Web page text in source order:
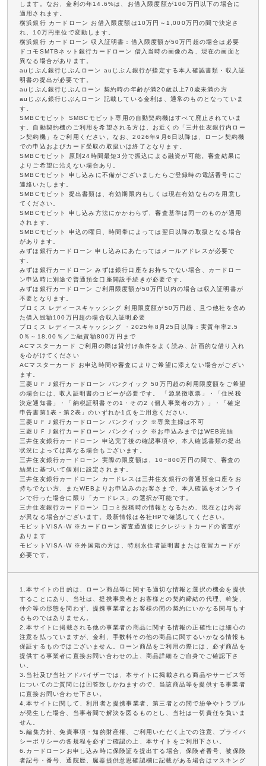
します。なお、金利の年14.6%は、お借入限度額が100万円以下の場合に
適用されます。
横浜銀行 カードローン お借入限度額は10万円～1,000万円の間で決定さ
れ、10万円単位で変動します。
横浜銀行 カードローン 収入証明書：借入限度額が50万円超の場合は必要
ドコモSMTBネット銀行カードローン 借入当時の画像の為、現在の画面と
異なる場合があります。
auじぶん銀行じぶんローン auじぶん銀行が指定する本人確認書類・収入証
明書の提出が必要です。
auじぶん銀行じぶんローン 契約時の年齢が満20歳以上70歳未満の方
auじぶん銀行じぶんローン 記載している金利は、通常のものとなっていま
す。
SMBCモビット SMBCモビット専用の自動契約機はすべて廃止されていま
す。自動契約機のご利用を希望される方は、お近くの「三井住友銀行内ロー
ン契約機」をご利用ください。なお、2026年9月6日以降は、ローン契約機
での申込およびカード受取の取扱いは終了となります。
SMBCモビット 原則24時間最短3分で振込による融資が可能。審査結果に
よりご希望に沿えない場合あり。
SMBCモビット 申し込みに不備がございましたらご登録時の電話番号にご
連絡いたします。
SMBCモビット 提出書類は、有効期限内もしくは現在有効なものを用意し
てください。
SMBCモビット 申し込み方法にかかわらず、審査基準は同一のものが適用
されます。
SMBCモビット 申込の曜日、時間帯によっては翌日以降の取扱となる場合
があります。
みずほ銀行カードローン 申し込みにあたってはメールアドレスが必要で
す。
みずほ銀行カードローン みずほ銀行口座をお持ちでない場合、カードロー
ン申込時に別途で普通預金口座開設手続きが必要です。
みずほ銀行カードローン ご利用限度額が50万円以内の場合は収入証明書が
不要となります。
プロミス レディースキャッシング 利用限度額が50万円超、且つ他社を含め
た借入総額100万円超の場合収入証明必要
プロミス レディースキャッシング ・2025年8月25日以降：実質年率2.5
0％～18.00％／ご融資額800万円まで
ACマスターカード ご利用の際は貸付け条件をよく読み、計画的な借り入れ
を心がけてください
ACマスターカード お申込時間や審査によりご希望に添えない場合がござい
ます。
三菱ＵＦＪ銀行カードローン バンクイック 50万円超の利用限度額をご希望
の場合には、収入証明書のコピーが必要です。 「源泉徴収票」・「住民税
決定通知書」・「納税証明書その1・その2（個人事業者の方）」・「確定
申告書第1表・第2表」のいずれか1点をご用意ください。
三菱ＵＦＪ銀行カードローン バンクイック ※専業主婦は不可
三菱ＵＦＪ銀行カードローン バンクイック ※お申込みまではWEB完結
三井住友銀行カードローン 申込完了後の確認事項や、本人確認書類の提出
状況によっては異なる場合もございます。
三井住友銀行カードローン 実際の限度額は、10~800万円の間で、審査の
結果に基づいて個別に設定されます。
三井住友銀行カードローン カードレスは三井住友銀行の普通預金口座をお
持ちでない方、またWEBよりお申込みのお客さまで、本人確認をオンライ
ンで行った場合に限り「カードレス」の選択が可能です。
三井住友銀行カードローン 口コミ投稿時の情報となるため、現在とは内容
が異なる場合がございます。最新情報は各社HPで確認してください。
モビットVISA-W ※カードローン審査通過後にクレジットカードの審査が
あります
モビットVISA-W ※外国籍の方は、特別永住者証明書または在留カードが
必要です。
1.本サイトの目的は、ローン商品等に関する適切な情報と選択の機会を提供
することにあり、当社は、提携事業者とお客様との契約締結の代理、斡旋、
仲介等の形態を問わず、提携事業者とお客様の間の契約にいかなる関与もす
るものではありません。
2.本サイトに掲載される他の事業者の商品に関する情報の正確性には細心の
注意を払っていますが、金利、手数料その他の商品に関するいかなる情報も
保証するものではございません。ローン商品をご利用の際には、必ず商品を
提供する事業者に直接お問い合わせの上、商品詳細をご自身でご確認下さ
い。
3.当社及び当社アドバイザーでは、本サイトに掲載される商品やサービス等
についてのご質問には回答致しかねますので、当該商品等を提供する事業者
に直接お問い合わせ下さい。
4.本サイトに関して、利用者と提携事業者、第三者との間で紛争やトラブル
が発生した場合、当事者間で解決を図るものとし、当社は一切責任を負いま
せん。
5.編集方針、免責事項・知的財産権、ご利用いただく上での注意、プライバ
シーポリシーの各規程を必ずご確認の上、本サイトをご利用下さい。
6.カードローンお申し込み時に保険証を提出する場合、保険者番号、被保険
者記号・番号、通院歴、臓器提供意思確認欄に記載がある場合はマスキング